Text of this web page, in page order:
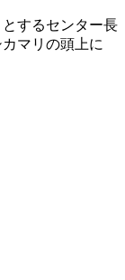
するセンター長
マリの頭上に